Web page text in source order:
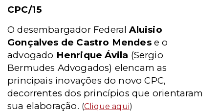
CPC/15
O desembargador FederalAluisio
Gonçalves de Castro Mendese o
advogado Henrique Ávila (Sergio
Bermudes Advogados) elencam as
principais inovações do novo CPC,
decorrentes dos princípios que orientaram
sua elaboração. (Clique aqui)